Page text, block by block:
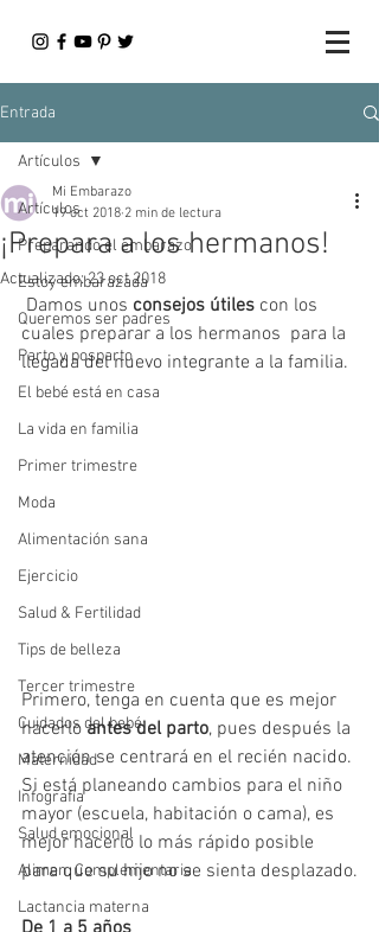
Entrada
Artículos
Preparando el embarazo
Estoy embarazada
Queremos ser padres
Parto y posparto
El bebé está en casa
La vida en familia
Primer trimestre
Moda
Alimentación sana
Ejercicio
Salud & Fertilidad
Tips de belleza
Tercer trimestre
Cuidados del bebé
Maternidad
Infografía
Salud emocional
Alimen. Complementaria
Lactancia materna
Artículos
¡Prepara a los hermanos!
Mi Embarazo
19 oct 2018 2 min de lectura
Actualizado:23 oct 2018
Damos unos consejos útiles con los
cuales preparar a los hermanos  para la
llegada del nuevo integrante a la familia.
Primero, tenga en cuenta que es mejor
hacerlo antes del parto, pues después la
atención se centrará en el recién nacido.
Si está planeando cambios para el niño
mayor (escuela, habitación o cama), es
mejor hacerlo lo más rápido posible
para que su hijo no se sienta desplazado.